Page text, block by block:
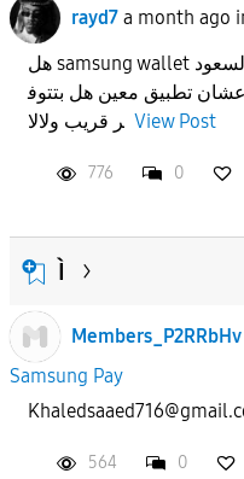
rayd7 a month ago
هل samsung wallet بيتوفر على نسخه الفيتنام ولا بس السعود
تطبيق معين هل بتتوف
ر قريب ولالا View Post
776 0
Ì
Members_P2RRbHv
Samsung Pay
564 0